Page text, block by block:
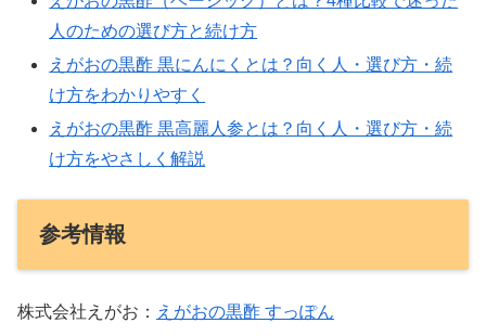
人のための選び方と続け方
えがおの黒酢 黒にんにくとは？向く人・選び方・続
け方をわかりやすく
えがおの黒酢 黒高麗人参とは？向く人・選び方・続
け方をやさしく解説
参考情報
株式会社えがお： えがおの黒酢 すっぽん